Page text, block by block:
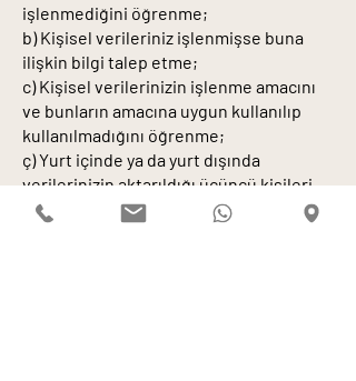
işlenmediğini öğrenme;
b) Kişisel verileriniz işlenmişse buna
ilişkin bilgi talep etme;
c) Kişisel verilerinizin işlenme amacını
ve bunların amacına uygun kullanılıp
kullanılmadığını öğrenme;
ç) Yurt içinde ya da yurt dışında
verilerinizin aktarıldığı üçüncü kişileri
bilme;